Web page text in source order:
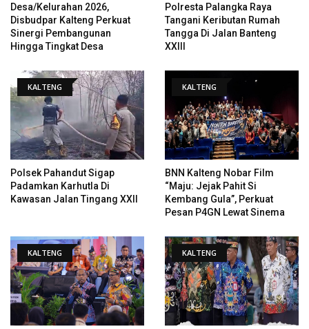
Desa/Kelurahan 2026,
Disbudpar Kalteng Perkuat
Sinergi Pembangunan
Hingga Tingkat Desa
Polresta Palangka Raya
Tangani Keributan Rumah
Tangga Di Jalan Banteng
XXIII
KALTENG
Polsek Pahandut Sigap
Padamkan Karhutla Di
Kawasan Jalan Tingang XXII
KALTENG
BNN Kalteng Nobar Film
“Maju: Jejak Pahit Si
Kembang Gula”, Perkuat
Pesan P4GN Lewat Sinema
KALTENG KALTENG